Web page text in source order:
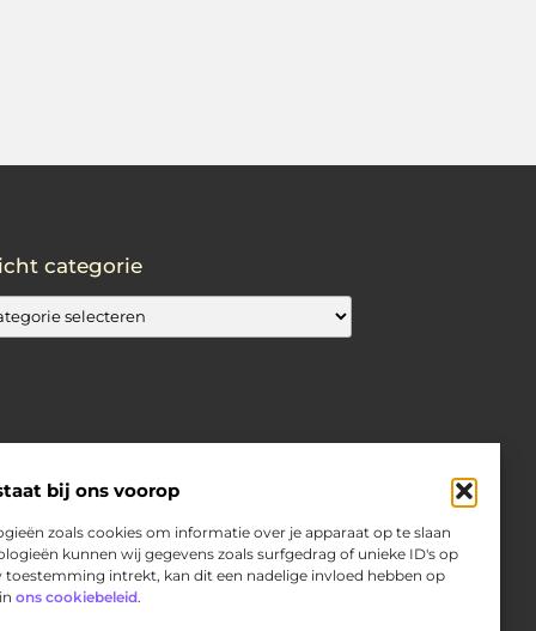
bij ons voorop
zoals cookies om informatie over je apparaat op te slaan
kunnen wij gegevens zoals surfgedrag of unieke ID's op
intrekt, kan dit een nadelige invloed hebben op
ons cookiebeleid.
categorie